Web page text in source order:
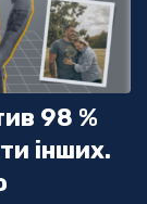
98 %
інших.